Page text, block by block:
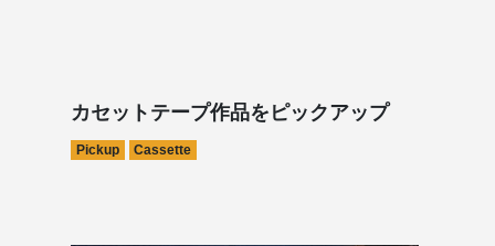
カセットテープ作品をピックアップ
Pickup Cassette